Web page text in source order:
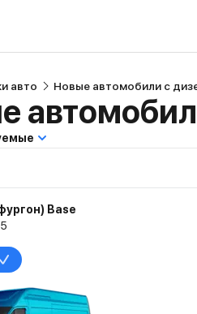
авто Новые автомобили с
Base